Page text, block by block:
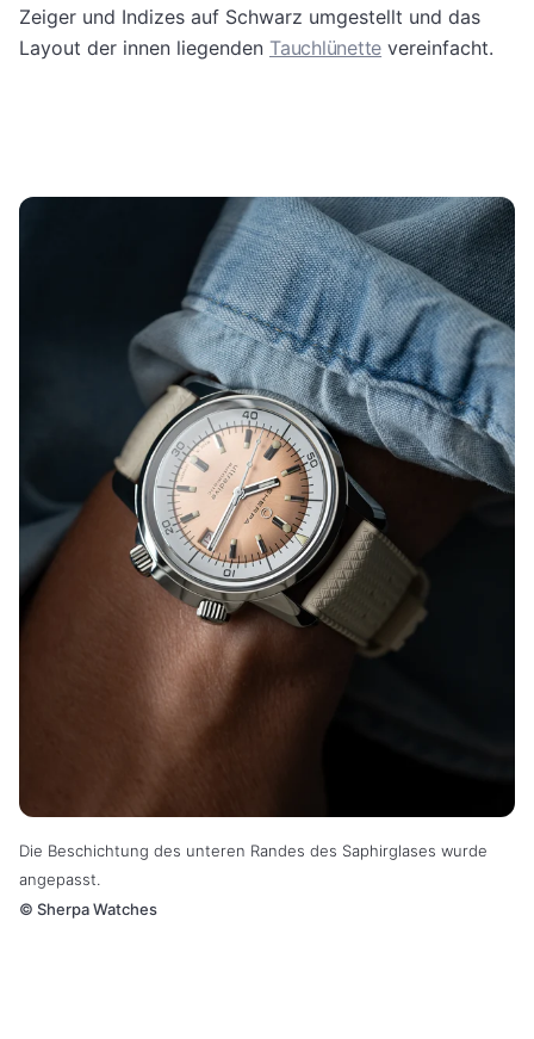
Zeiger und Indizes auf Schwarz umgestellt und das
Layout der innen liegenden Tauchlünette vereinfacht.
Die Beschichtung des unteren Randes des Saphirglases wurde
angepasst.
© Sherpa Watches